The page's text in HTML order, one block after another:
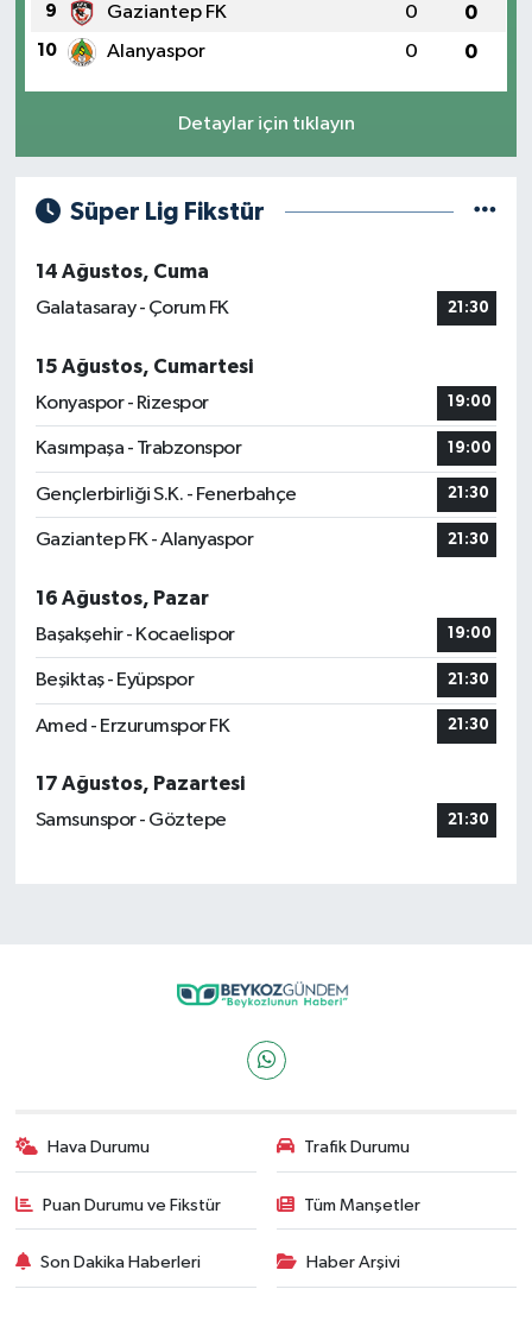
9 Gaziantep FK 0 0
10 Alanyaspor 0 0
Detaylar için tıklayın
Süper Lig Fikstür
14 Ağustos, Cuma
Galatasaray - Çorum FK
21:30
15 Ağustos, Cumartesi
Konyaspor - Rizespor
19:00
Kasımpaşa - Trabzonspor 19:00
Gençlerbirliği S.K. - Fenerbahçe 21:30
Gaziantep FK - Alanyaspor 21:30
16 Ağustos, Pazar
Başakşehir - Kocaelispor
19:00
Beşiktaş - Eyüpspor 21:30
Amed - Erzurumspor FK 21:30
17 Ağustos, Pazartesi
Samsunspor - Göztepe
21:30
Hava Durumu Trafik Durumu
Puan Durumu ve Fikstür Tüm Manşetler
Son Dakika Haberleri Haber Arşivi